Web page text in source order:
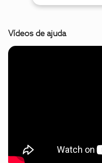
Vídeos de ajuda